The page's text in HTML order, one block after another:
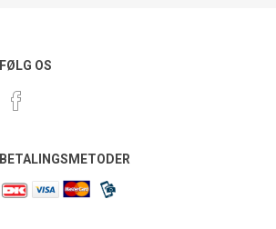
FØLG OS
BETALINGSMETODER